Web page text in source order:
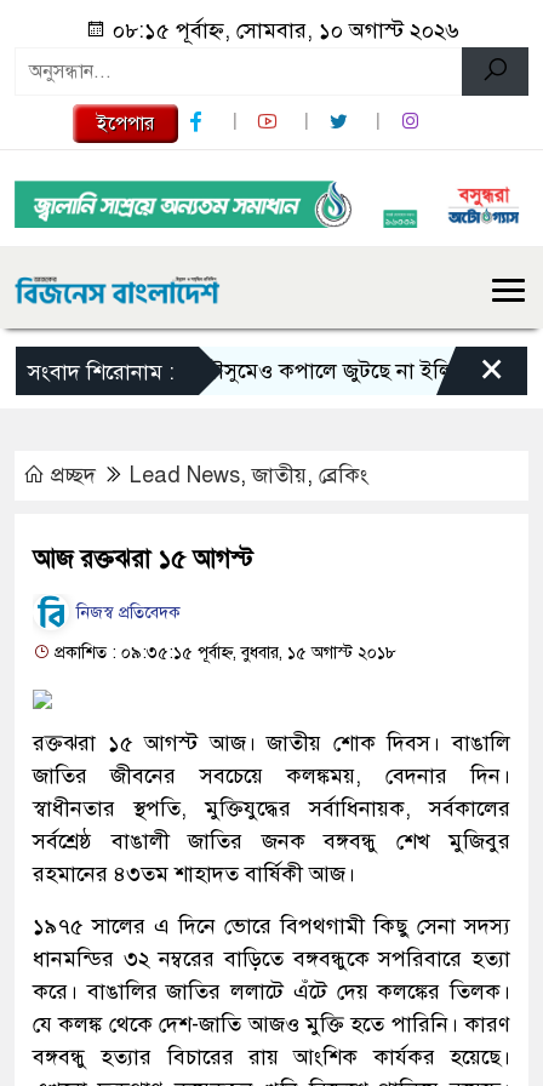
০৮:১৫ পূর্বাহ্ন, সোমবার, ১০ অগাস্ট ২০২৬
ইপেপার
সংবাদ শিরোনাম :
ভরা মৌসুমেও কপালে জুটছে না ইলিশ, দাম বেশ চড়া
×
প্রচ্ছদ Lead News,জাতীয়, ব্রেকিং
আজ রক্তঝরা ১৫ আগস্ট
নিজস্ব প্রতিবেদক
প্রকাশিত : ০৯:৩৫:১৫ পূর্বাহ্ন, বুধবার, ১৫ অগাস্ট ২০১৮
রক্তঝরা ১৫ আগস্ট আজ। জাতীয় শোক দিবস। বাঙালি
জাতির জীবনের সবচেয়ে কলঙ্কময়, বেদনার দিন।
স্বাধীনতার স্থপতি, মুক্তিযুদ্ধের সর্বাধিনায়ক, সর্বকালের
সর্বশ্রেষ্ঠ বাঙালী জাতির জনক বঙ্গবন্ধু শেখ মুজিবুর
রহমানের ৪৩তম শাহাদত বার্ষিকী আজ।
১৯৭৫ সালের এ দিনে ভোরে বিপথগামী কিছু সেনা সদস্য
ধানমন্ডির ৩২ নম্বরের বাড়িতে বঙ্গবন্ধুকে সপরিবারে হত্যা
করে। বাঙালির জাতির ললাটে এঁটে দেয় কলঙ্কের তিলক।
যে কলঙ্ক থেকে দেশ-জাতি আজও মুক্তি হতে পারিনি। কারণ
বঙ্গবন্ধু হত্যার বিচারের রায় আংশিক কার্যকর হয়েছে।